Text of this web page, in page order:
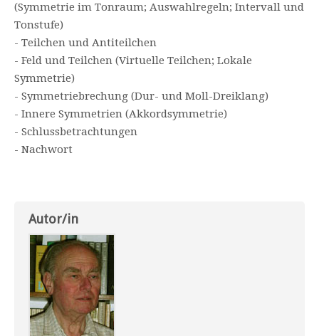
(Symmetrie im Tonraum; Auswahlregeln; Intervall und
Tonstufe)
- Teilchen und Antiteilchen
- Feld und Teilchen (Virtuelle Teilchen; Lokale
Symmetrie)
- Symmetriebrechung (Dur- und Moll-Dreiklang)
- Innere Symmetrien (Akkordsymmetrie)
- Schlussbetrachtungen
- Nachwort
Autor/in